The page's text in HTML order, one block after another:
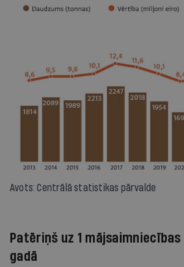
Avots: Centrālā statistikas pārvalde
Patēriņš uz 1
gadā